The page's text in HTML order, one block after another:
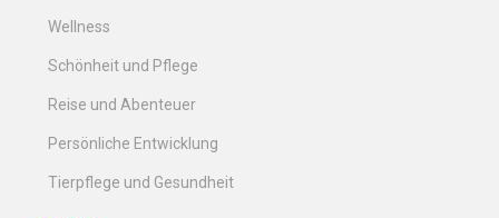
Wellness
Schönheit und Pflege
Reise und Abenteuer
Persönliche Entwicklung
Tierpflege und Gesundheit